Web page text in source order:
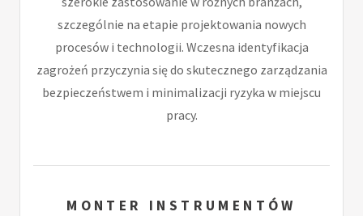
szczególnie na etapie projektowania nowych
procesów i technologii. Wczesna identyfikacja
zagrożeń przyczynia się do skutecznego zarządzania
bezpieczeństwem i minimalizacji ryzyka w miejscu
pracy.
MONTER INSTRUMENTÓW